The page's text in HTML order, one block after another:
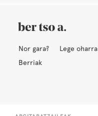
Nor gara? Lege oharra
Berriak